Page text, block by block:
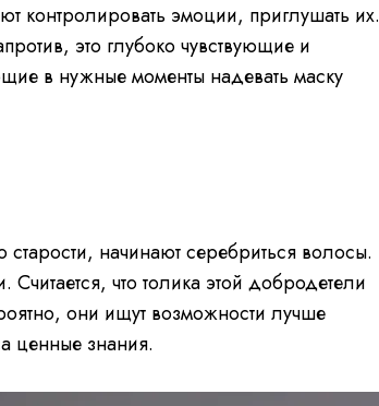
контролировать эмоции, приглушать их.
это глубоко чувствующие и
в нужные моменты надевать маску
начинают серебриться волосы.
что толика этой добродетели
они ищут возможности лучше
ценные знания.